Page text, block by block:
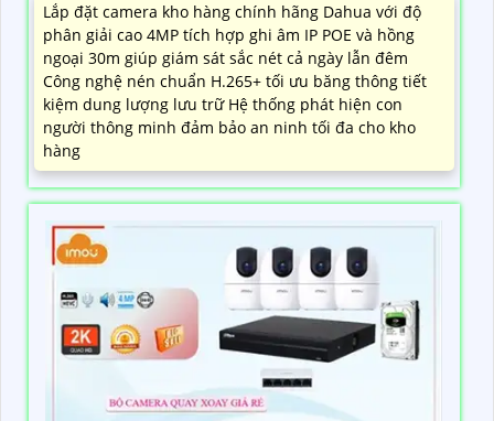
Lắp đặt camera kho hàng chính hãng Dahua với độ
phân giải cao 4MP tích hợp ghi âm IP POE và hồng
ngoại 30m giúp giám sát sắc nét cả ngày lẫn đêm
Công nghệ nén chuẩn H.265+ tối ưu băng thông tiết
kiệm dung lượng lưu trữ Hệ thống phát hiện con
người thông minh đảm bảo an ninh tối đa cho kho
hàng